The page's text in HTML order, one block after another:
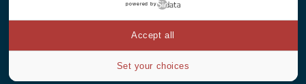
powered by
Set your choices
Accept all